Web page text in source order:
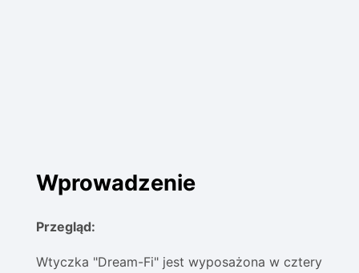
Wprowadzenie
Przegląd:
Wtyczka "Dream-Fi" jest wyposażona w cztery